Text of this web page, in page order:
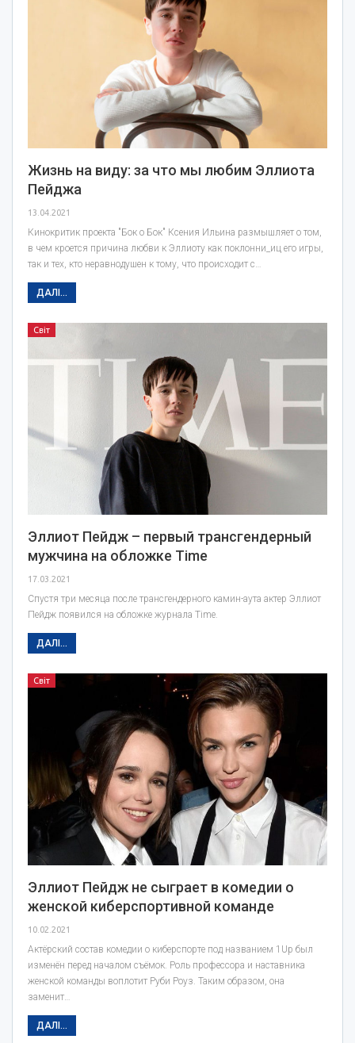
Жизнь на виду: за что мы любим Эллиота
Пейджа
13.04.2021
Кинокритик проекта "Бок о Бок" Ксения Ильина размышляет о том,
в чем кроется причина любви к Эллиоту как поклонни_иц его игры,
так и тех, кто неравнодушен к тому, что происходит с…
ДАЛІ...
Світ
Эллиот Пейдж – первый трансгендерный
мужчина на обложке Time
17.03.2021
Спустя три месяца после трансгендерного камин-аута актер Эллиот
Пейдж появился на обложке журнала Time.
ДАЛІ...
Світ
Эллиот Пейдж не сыграет в комедии о
женской киберспортивной команде
10.02.2021
Актёрский состав комедии о киберспорте под названием 1Up был
изменён перед началом съёмок. Роль профессора и наставника
женской команды воплотит Руби Роуз. Таким образом, она
заменит…
ДАЛІ...